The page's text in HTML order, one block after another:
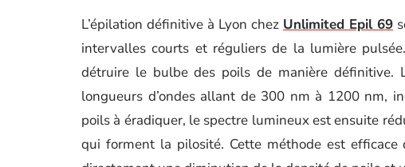
L’épilation définitive à Lyon chez Unlimited Epil 69
intervalles courts et réguliers de la lumière
détruire le bulbe des poils de manière définitive.
longueurs d’ondes allant de 300 nm à 1200 nm,
poils à éradiquer, le spectre lumineux est ensuite
qui forment la pilosité. Cette méthode est efficace